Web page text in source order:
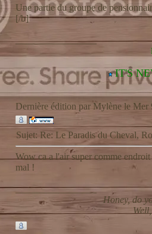
Une partie du groupe de
[/b]
_________________
IT'S
Dernière édition par Mylène le
Sujet: Re: Le Paradis du Cheval,
Wow ca a l'air super comme
mal !
_________________
Honey, do